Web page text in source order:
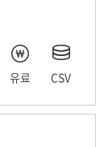
유료 CSV